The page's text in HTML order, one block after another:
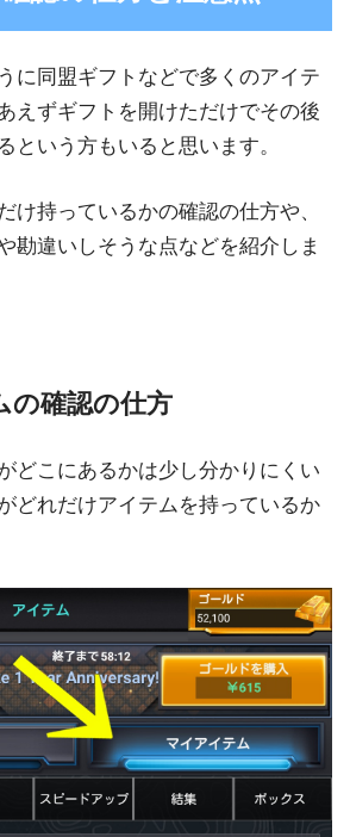
に同盟ギフトなどで多くのアイテ
えずギフトを開けただけでその後
という方もいると思います。
け持っているかの確認の仕方や、
勘違いしそうな点などを紹介しま
の確認の仕方
どこにあるかは少し分かりにくい
どれだけアイテムを持っているか